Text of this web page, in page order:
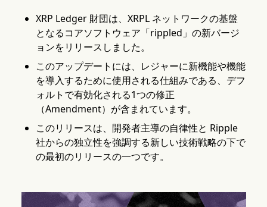
XRP Ledger 財団は、XRPL ネットワークの基盤
となるコアソフトウェア「rippled」の新バージ
ョンをリリースしました。
このアップデートには、レジャーに新機能や機能
を導入するために使用される仕組みである、デフ
ォルトで有効化される1つの修正
（Amendment）が含まれています。
このリリースは、開発者主導の自律性と Ripple
社からの独立性を強調する新しい技術戦略の下で
の最初のリリースの一つです。